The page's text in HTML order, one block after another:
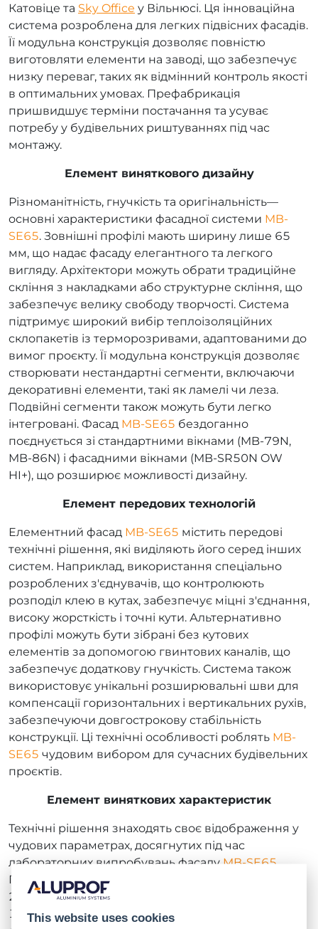
Катовіце та Sky Office у Вільнюсі. Ця інноваційна
система розроблена для легких підвісних фасадів.
Її модульна конструкція дозволяє повністю
виготовляти елементи на заводі, що забезпечує
низку переваг, таких як відмінний контроль якості
в оптимальних умовах. Префабрикація
пришвидшує терміни постачання та усуває
потребу у будівельних риштуваннях під час
монтажу.
Елемент виняткового дизайну
Різноманітність, гнучкість та оригінальність—
основні характеристики фасадної системи MB-
SE65. Зовнішні профілі мають ширину лише 65
мм, що надає фасаду елегантного та легкого
вигляду. Архітектори можуть обрати традиційне
скління з накладками або структурне скління, що
забезпечує велику свободу творчості. Система
підтримує широкий вибір теплоізоляційних
склопакетів із терморозривами, адаптованими до
вимог проєкту. Її модульна конструкція дозволяє
створювати нестандартні сегменти, включаючи
декоративні елементи, такі як ламелі чи леза.
Подвійні сегменти також можуть бути легко
інтегровані. Фасад MB-SE65 бездоганно
поєднується зі стандартними вікнами (MB-79N,
MB-86N) і фасадними вікнами (MB-SR50N OW
HI+), що розширює можливості дизайну.
Елемент передових технологій
Елементний фасад MB-SE65 містить передові
технічні рішення, які виділяють його серед інших
систем. Наприклад, використання спеціально
розроблених з'єднувачів, що контролюють
розподіл клею в кутах, забезпечує міцні з'єднання,
високу жорсткість і точні кути. Альтернативно
профілі можуть бути зібрані без кутових
елементів за допомогою гвинтових каналів, що
забезпечує додаткову гнучкість. Система також
використовує унікальні розширювальні шви для
компенсації горизонтальних і вертикальних рухів,
забезпечуючи довгострокову стабільність
конструкції. Ці технічні особливості роблять MB-
SE65 чудовим вибором для сучасних будівельних
проєктів.
Елемент виняткових характеристик
Технічні рішення знаходять своє відображення у
чудових параметрах, досягнутих під час
лабораторних випробувань фасаду MB-SE65
Повітронепроникність і водонепроникність до 1
200 Па, вітростійкість ±2 000 Па і теплоізоляція Uf
1,6 Вт/(м²K) підтверджують, що фасад забезпечує
This website uses cookies